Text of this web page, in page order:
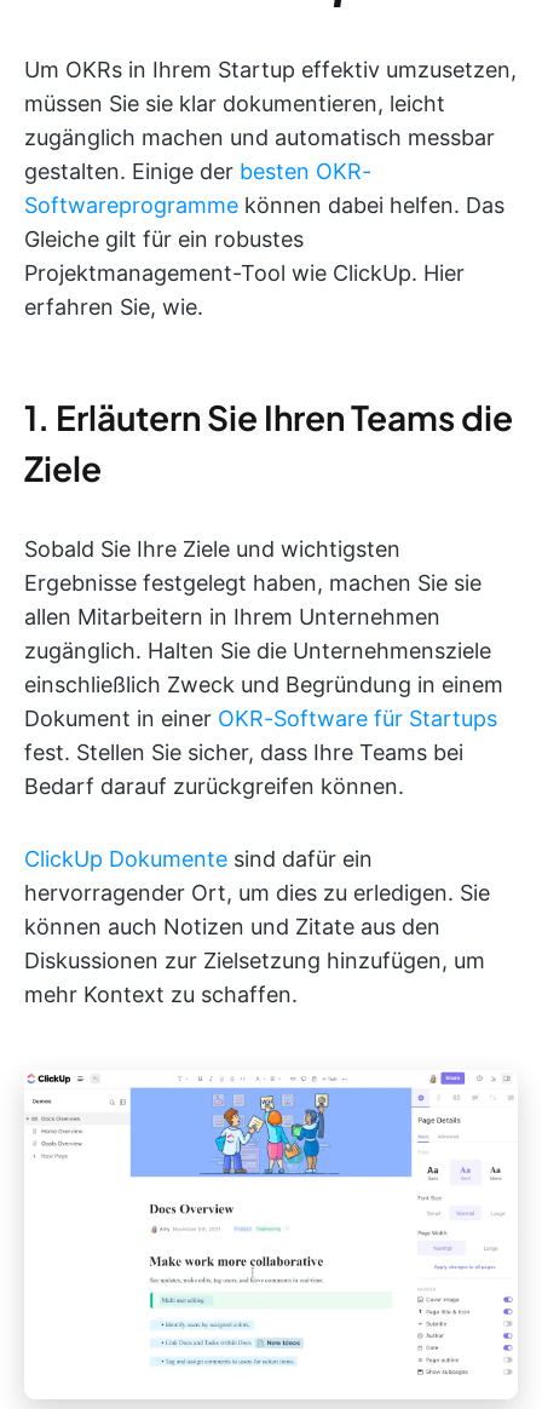
Um OKRs in Ihrem Startup effektiv umzusetzen,
müssen Sie sie klar dokumentieren, leicht
zugänglich machen und automatisch messbar
gestalten. Einige der besten OKR-
Softwareprogramme können dabei helfen. Das
Gleiche gilt für ein robustes
Projektmanagement-Tool wie ClickUp. Hier
erfahren Sie, wie.
1. Erläutern Sie Ihren Teams die
Ziele
Sobald Sie Ihre Ziele und wichtigsten
Ergebnisse festgelegt haben, machen Sie sie
allen Mitarbeitern in Ihrem Unternehmen
zugänglich. Halten Sie die Unternehmensziele
einschließlich Zweck und Begründung in einem
Dokument in einer OKR-Software für Startups
fest. Stellen Sie sicher, dass Ihre Teams bei
Bedarf darauf zurückgreifen können.
ClickUp Dokumente sind dafür ein
hervorragender Ort, um dies zu erledigen. Sie
können auch Notizen und Zitate aus den
Diskussionen zur Zielsetzung hinzufügen, um
mehr Kontext zu schaffen.